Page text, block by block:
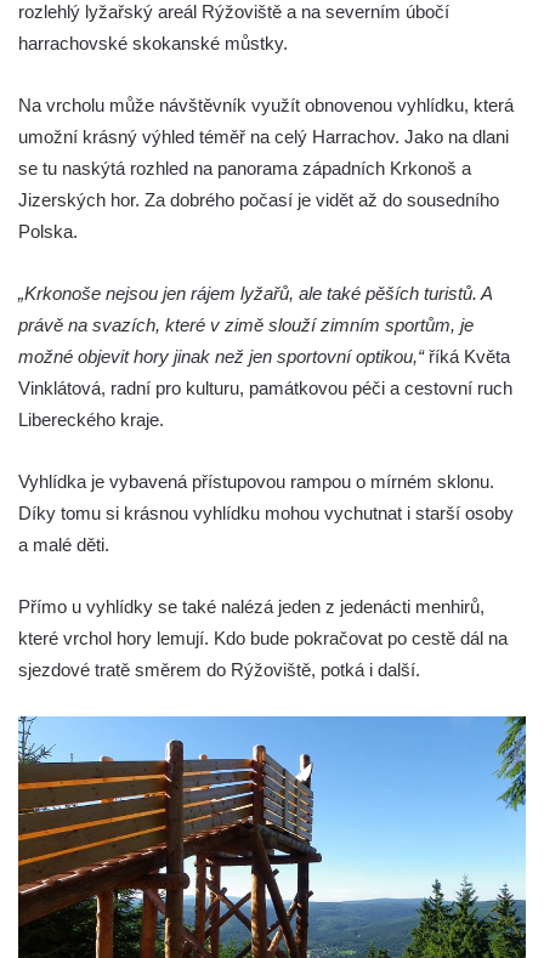
rozlehlý lyžařský areál Rýžoviště a na severním úbočí
harrachovské skokanské můstky.
Na vrcholu může návštěvník využít obnovenou vyhlídku, která
umožní krásný výhled téměř na celý Harrachov. Jako na dlani
se tu naskýtá rozhled na panorama západních Krkonoš a
Jizerských hor. Za dobrého počasí je vidět až do sousedního
Polska.
„Krkonoše nejsou jen rájem lyžařů, ale také pěších turistů. A
právě na svazích, které v zimě slouží zimním sportům, je
možné objevit hory jinak než jen sportovní optikou,“říká Květa
Vinklátová, radní pro kulturu, památkovou péči a cestovní ruch
Libereckého kraje.
Vyhlídka je vybavená přístupovou rampou o mírném sklonu.
Díky tomu si krásnou vyhlídku mohou vychutnat i starší osoby
a malé děti.
Přímo u vyhlídky se také nalézá jeden z jedenácti menhirů,
které vrchol hory lemují. Kdo bude pokračovat po cestě dál na
sjezdové tratě směrem do Rýžoviště, potká i další.